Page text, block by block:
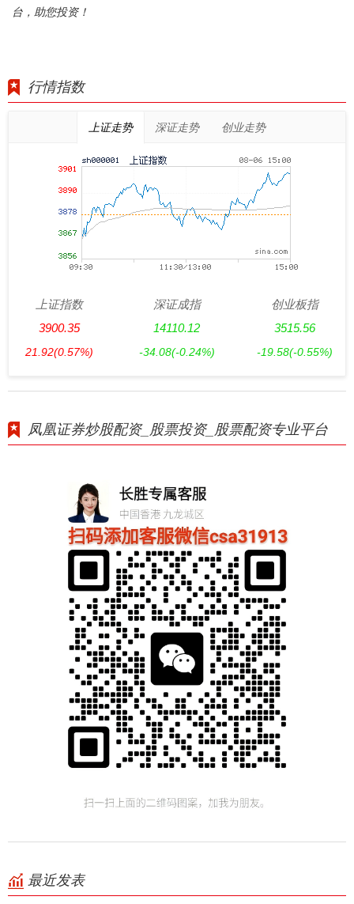
台，助您投资！
行情指数
上证走势 深证走势 创业走势
上证指数
3900.35
21.92(0.57%)
深证成指
14110.12
-34.08(-0.24%)
创业板指
3515.56
-19.58(-0.55%)
凤凰证券炒股配资_股票投资_股票配资专业平台
最近发表